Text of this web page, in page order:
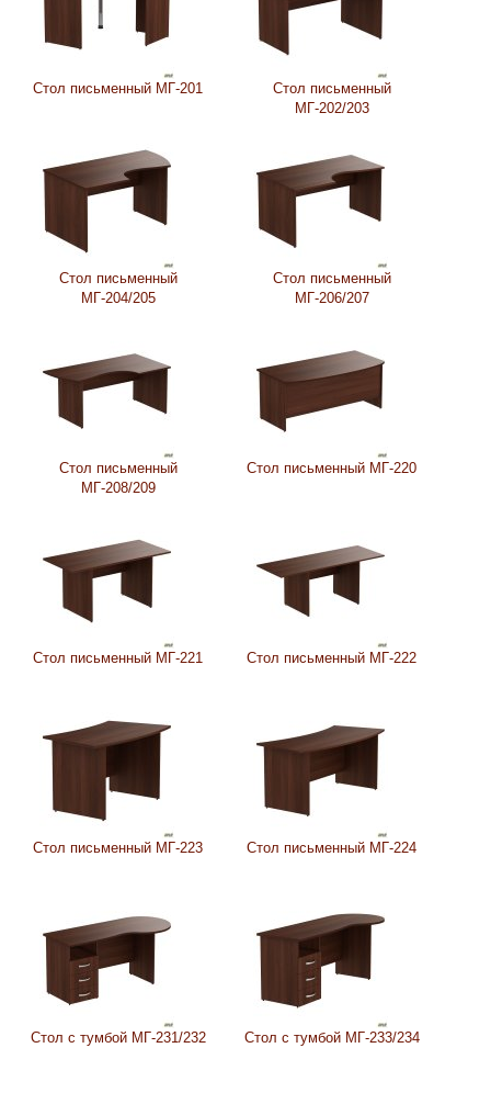
Стол письменный МГ-201
Стол письменный
МГ-202/203
Стол письменный
МГ-204/205
Стол письменный
МГ-206/207
Стол письменный
МГ-208/209
Стол письменный МГ-220
Стол письменный МГ-221 Стол письменный МГ-222
Стол письменный МГ-223 Стол письменный МГ-224
Стол с тумбой МГ-231/232 Стол с тумбой МГ-233/234